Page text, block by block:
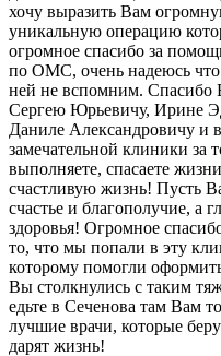
хочу выразить Вам
уникальную операцию
огромное спасибо за
по ОМС, очень надеюсь
ней не вспомним. Спасибо
Сергею Юрьевичу, Ирине
Даниле Александровичу и
замечательной клиники за
выполняете, спасаете
счастливую жизнь! Пусть
счастье и благополучие, а
здоровья! Огромное
то, что мы попали в эту
которому помогли
Вы столкнулись с таким
едьте в Сеченова там Вам
лучшие врачи, которые
дарят жизнь!